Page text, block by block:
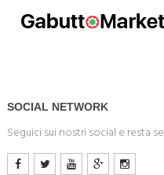
SOCIAL NETWORK
Seguici sui nostri social e resta